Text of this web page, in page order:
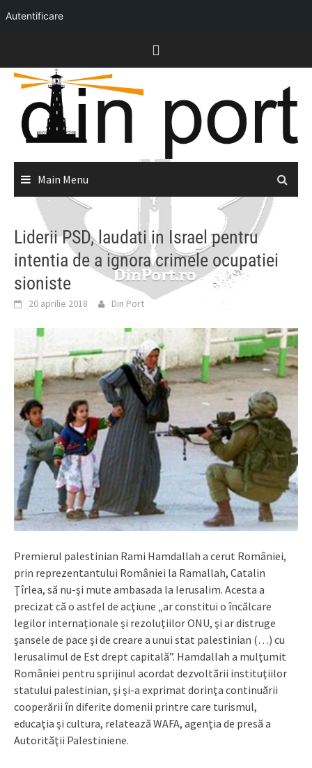
Autentificare
content
Main Menu
Liderii PSD, laudati in Israel pentru
intentia de a ignora crimele ocupatiei
sioniste
20 aprilie 2018 Din Port
Premierul palestinian Rami Hamdallah a cerut României,
prin reprezentantului României la Ramallah, Catalin
Ţîrlea, să nu-şi mute ambasada la Ierusalim. Acesta a
precizat că o astfel de acţiune „ar constitui o încălcare
legilor internaţionale şi rezoluţiilor ONU, şi ar distruge
şansele de pace şi de creare a unui stat palestinian (…) cu
Ierusalimul de Est drept capitală”. Hamdallah a mulţumit
României pentru sprijinul acordat dezvoltării instituţiilor
statului palestinian, şi şi-a exprimat dorinţa continuării
cooperării în diferite domenii printre care turismul,
educaţia şi cultura, relatează WAFA, agenţia de presă a
Autorităţii Palestiniene.